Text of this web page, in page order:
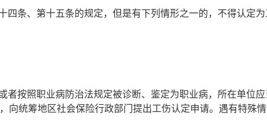
条、第十五条的规定，但是有下列情形之一的，不得认定为
按照职业病防治法规定被诊断、鉴定为职业病，所在单位
向统筹地区社会保险行政部门提出工伤认定申请。遇有特殊